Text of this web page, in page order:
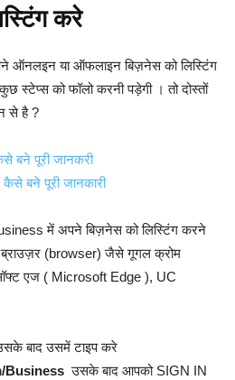
करे
ऑनलइन या ऑफलाइन बिज़नेस को लिस्टिंग
को फॉलो करनी पड़ेगी । तो दोस्तों
से है ?
बने पूरी जानकरी
बने पूरी जानकारी
में अपने बिज़नेस को लिस्टिंग करने
(browser) जैसे गूगल क्रोम
एज ( Microsoft Edge ), UC
बाद उसमें टाइप करे
Business उसके बाद आपको SIGN IN